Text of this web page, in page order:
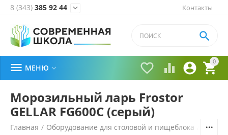
Контакты
8 (343) 385 92 44 
0


 

 МЕНЮ 
Морозильный ларь Frostor
GELLAR FG600C (серый)
Главная / Оборудование для столовой и пищеблока